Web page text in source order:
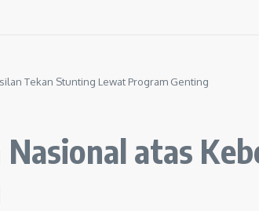
Tekan Stunting Lewat Program Genting
atas